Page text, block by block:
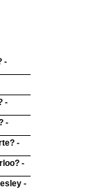
-
-
-
-
-
-